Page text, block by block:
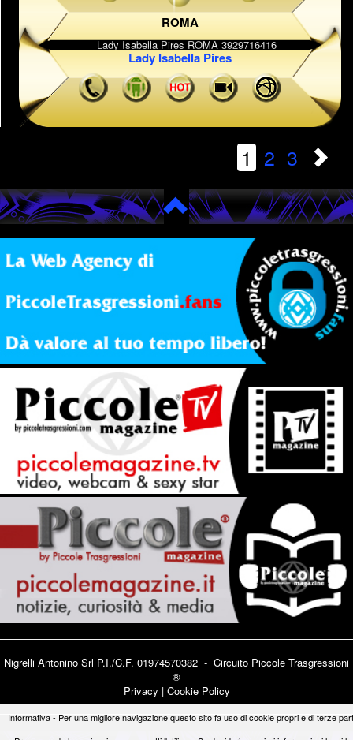
ROMA
Lady Isabella Pires
1 2 3
Nigrelli Antonino Srl P.I./C.F. 01974570382 - Circuito Piccole Trasgressioni
®
Privacy | Cookie Policy
Informativa - Per una migliore navigazione questo sito fa uso di cookie propri e di terze